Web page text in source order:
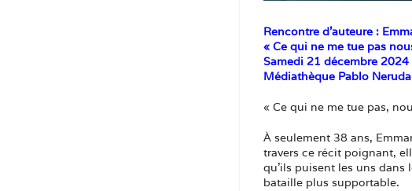
Rencontre d’auteure :
« Ce qui ne me tue pas
Samedi 21 décembre 2024
Médiathèque Pablo Neruda
« Ce qui ne me tue pas,
À seulement 38 ans,
travers ce récit poignant,
qu’ils puisent les uns
bataille plus supportable.